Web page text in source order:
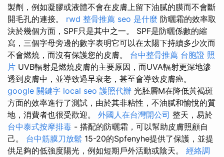
製劑，例如凝膠或液體不會在皮膚上留下油膩的膜而不會斷
開毛孔的連接。 rwd 整骨推薦 seo 是什麼 防曬霜的效率取
決於幾個方面，SPF只是其中之一。 SPF是防曬係數的縮
寫，三個字母旁邊的數字表明它可以在太陽下持續多少次而
不會燃燒，而沒有保護您的皮膚。 台中整骨推薦 台胞證 照
片 UVB輻射是燃燒皮膚的主要原因，而UVA輻射更深地滲
透到皮膚中，並導致過早衰老，甚至會導致皮膚癌。
google 關鍵字 local seo 護照代辦 光胚層M在降低黃褐斑
方面的效率進行了測試，由於其非粘性，不油膩和愉悅的質
地，消費者也很受歡迎。 外國人在台灣開公司 整天，易於
台中泰式按摩排毒 - 搭配的防曬霜，可以幫助皮膚照顧自
己。 台中筋膜刀放鬆 15-20的Spfenyhe提供了保護，並提
供足夠的低強度陽光，例如短期戶外活動或陰天。 經絡調